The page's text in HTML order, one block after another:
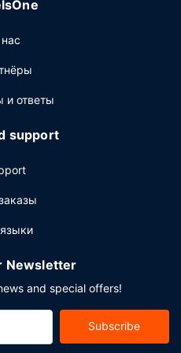
покидать свой номер,
баре/лаунже. За
завтрак (шведский
до 10:00, по выходным
следующее:
деловое или
отель предлагает вам
и переговорные
и ответы
support
Newsletter
and special offers!
Subscribe